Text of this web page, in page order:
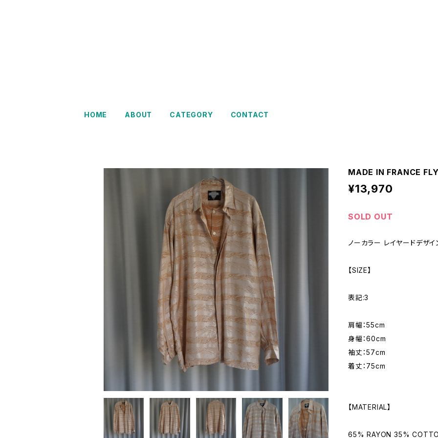
HOME ABOUT CATEGORY CONTACT
MADE IN FRANCE
¥13,970
SOLD OUT
ノーカラー レイヤードデザイ
【SIZE】
表記:3
肩幅：55cm
身幅：60cm
袖丈：57cm
着丈：75cm
【MATERIAL】
65% RAYON 35%